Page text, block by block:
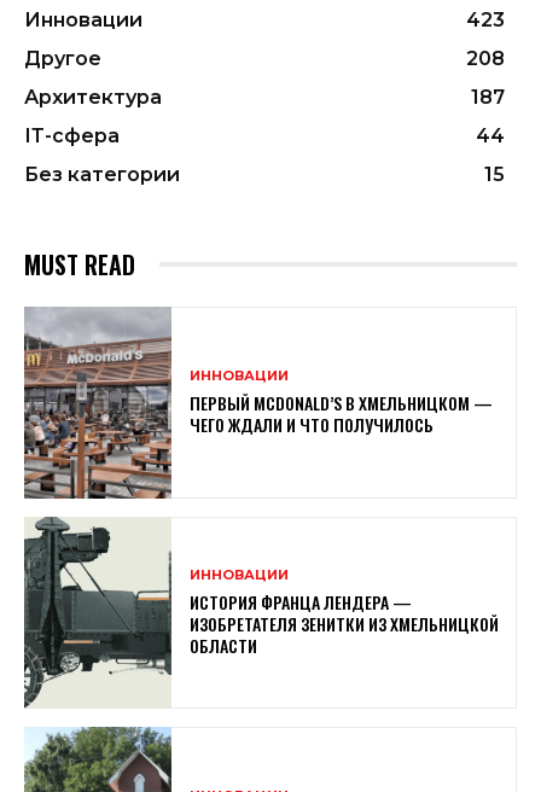
Инновации
423
Другое
208
Архитектура
187
ІТ-сфера
44
Без категории
15
MUST READ
ИННОВАЦИИ
ПЕРВЫЙ MCDONALD’S В ХМЕЛЬНИЦКОМ —
ЧЕГО ЖДАЛИ И ЧТО ПОЛУЧИЛОСЬ
ИННОВАЦИИ
ИСТОРИЯ ФРАНЦА ЛЕНДЕРА —
ИЗОБРЕТАТЕЛЯ ЗЕНИТКИ ИЗ ХМЕЛЬНИЦКОЙ
ОБЛАСТИ